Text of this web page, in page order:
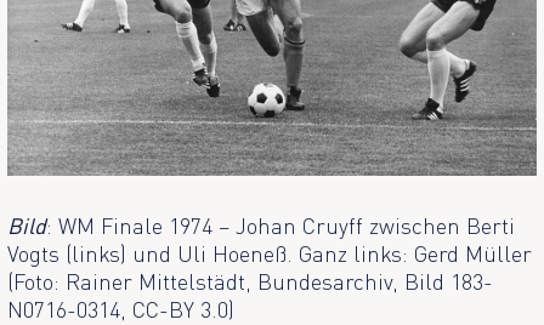
Bild: WM Finale 1974 – Johan Cruyff zwischen Berti
Vogts (links) und Uli Hoeneß. Ganz links: Gerd Müller
(Foto: Rainer Mittelstädt, Bundesarchiv, Bild 183-
N0716-0314, CC-BY 3.0)